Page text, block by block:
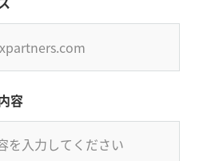
容